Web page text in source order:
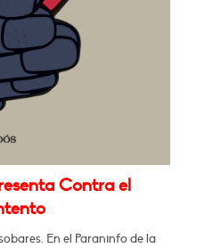
Contra el
En el Paraninfo de la